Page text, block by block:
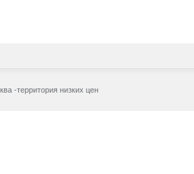
-территория низких цен